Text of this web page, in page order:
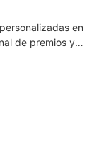
en
de premios y